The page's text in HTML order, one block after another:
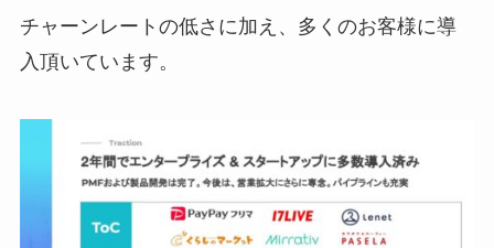
チャーンレートの低さに加え、多くのお客様に導
入頂いています。